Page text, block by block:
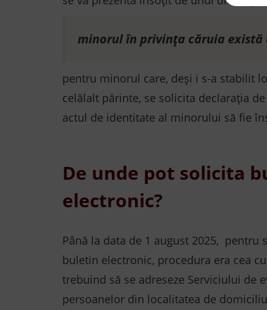
minorul în privința căruia există
pentru minorul care, deşi i s-a stabilit
celălalt părinte, se solicita declaraţia
actul de identitate al minorului să fie
De unde pot solicita
electronic?
Până la data de 1 august 2025, pentru
buletin electronic, procedura era cea
trebuind să se adreseze Serviciului de
persoanelor din localitatea de